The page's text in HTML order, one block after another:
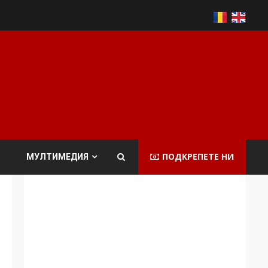
МУЛТИМЕДИЯ ПОДКРЕПЕТЕ НИ